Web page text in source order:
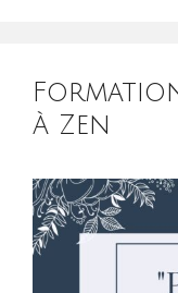
à Zen